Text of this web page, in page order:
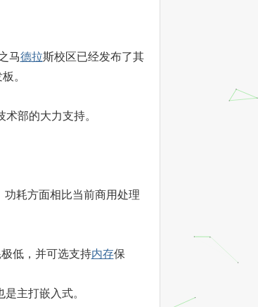
马德拉斯校区已经发布了其
。
部的大力支持。
耗方面相比当前商用处理
低，并可选支持内存保
主打嵌入式。